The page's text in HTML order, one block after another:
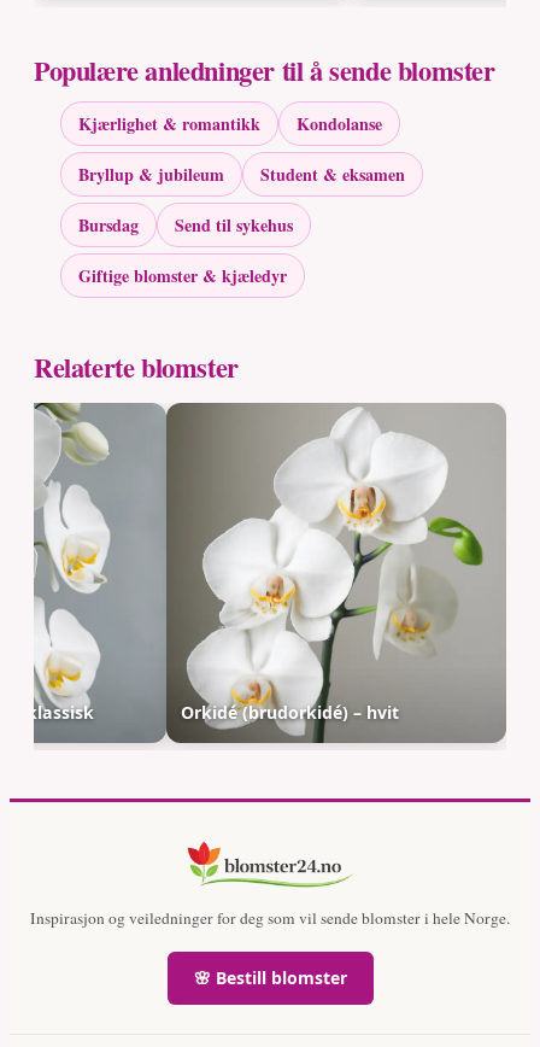
Populære anledninger til å sende blomster
Kjærlighet & romantikk
Kondolanse
Bryllup & jubileum
Student & eksamen
Bursdag
Send til sykehus
Giftige blomster & kjæledyr
Relaterte blomster
– klassisk Orkidé (brudorkidé) – hvit
Inspirasjon og veiledninger for deg som vil sende blomster i hele Norge.
🌸 Bestill blomster